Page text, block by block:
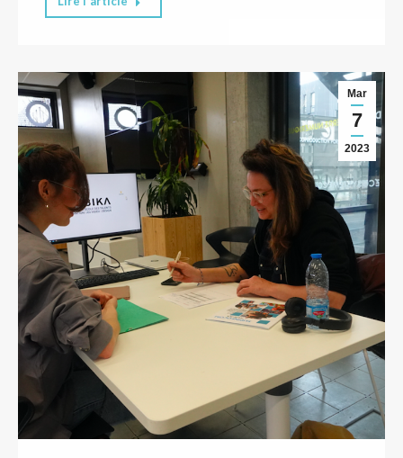
Mar
7
2023